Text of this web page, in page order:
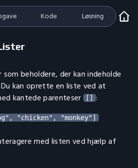
Kode Løsning
beholdere, der kan indeholde
kan oprette en liste ved at
kantede parenteser [] :
med listen ved hjælp af